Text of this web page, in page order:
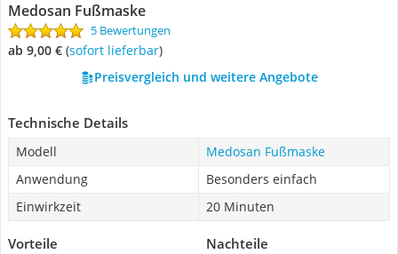
Medosan Fußmaske
5 Bewertungen
ab 9,00 € ( Sofort lieferbar)
Preisvergleich und weitere Angebote
Technische Details
Modell
Medosan Fußmaske
Anwendung
Besonders einfach
Einwirkzeit
20 Minuten
Vorteile Nachteile